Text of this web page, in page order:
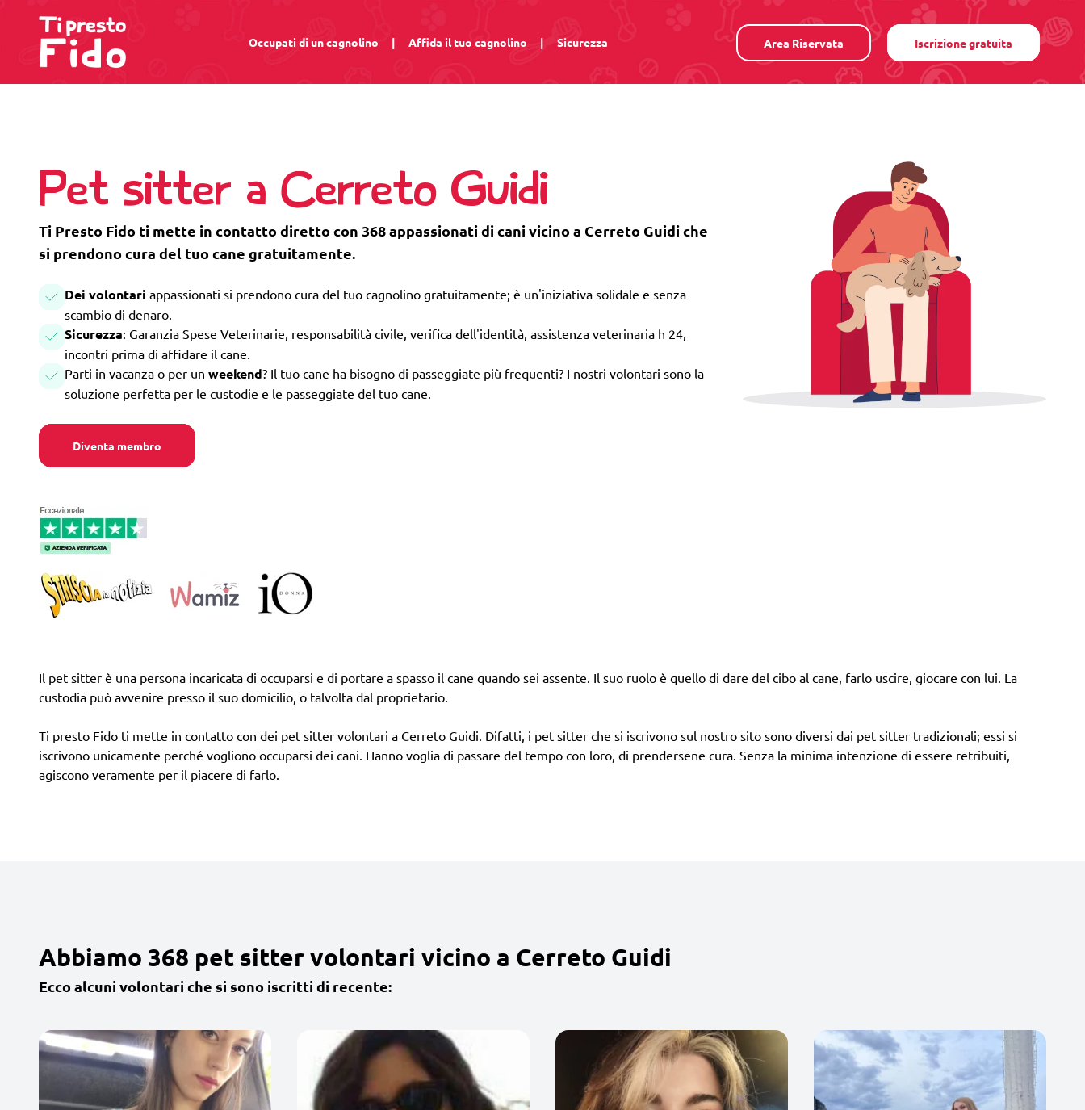
Occupati di un cagnolino | Affida il tuo cagnolino | Sicurezza Area Riservata Iscrizione gratuita
Pet sitter a Cerreto Guidi
Ti Presto Fido ti mette in contatto diretto con 368 appassionati di cani vicino a Cerreto Guidi che
si prendono cura del tuo cane gratuitamente.
Dei volontari appassionati si prendono cura del tuo cagnolino gratuitamente; è un'iniziativa solidale e senza
scambio di denaro.
Sicurezza: Garanzia Spese Veterinarie, responsabilità civile, verifica dell'identità, assistenza veterinaria h 24,
incontri prima di affidare il cane.
Parti in vacanza o per un weekend? Il tuo cane ha bisogno di passeggiate più frequenti? I nostri volontari sono la
soluzione perfetta per le custodie e le passeggiate del tuo cane.
Diventa membro
Il pet sitter è una persona incaricata di occuparsi e di portare a spasso il cane quando sei assente. Il suo ruolo è quello di dare del cibo al cane, farlo uscire, giocare con lui. La
custodia può avvenire presso il suo domicilio, o talvolta dal proprietario.
Ti presto Fido ti mette in contatto con dei pet sitter volontari a Cerreto Guidi. Difatti, i pet sitter che si iscrivono sul nostro sito sono diversi dai pet sitter tradizionali; essi si
iscrivono unicamente perché vogliono occuparsi dei cani. Hanno voglia di passare del tempo con loro, di prendersene cura. Senza la minima intenzione di essere retribuiti,
agiscono veramente per il piacere di farlo.
Abbiamo 368 pet sitter volontari vicino a Cerreto Guidi
Ecco alcuni volontari che si sono iscritti di recente: